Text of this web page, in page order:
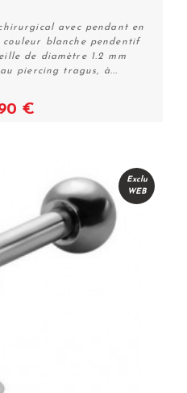
détails
avec pendant en
blanche pendentif
de diamètre 1.2 mm
piercing tragus, à...
€
Exclu
WEB